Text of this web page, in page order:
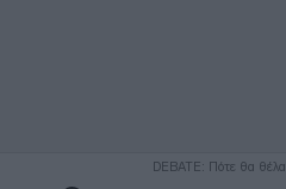
DEBATE: Πότε θα